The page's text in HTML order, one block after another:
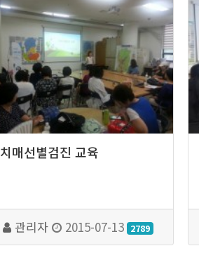
치매선별검진 교육
관리자 2015-07-13 2789